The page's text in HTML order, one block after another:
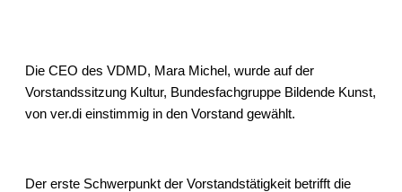
Die CEO des VDMD, Mara Michel, wurde auf der
Vorstandssitzung Kultur, Bundesfachgruppe Bildende Kunst,
von ver.di einstimmig in den Vorstand gewählt.
Der erste Schwerpunkt der Vorstandstätigkeit betrifft die